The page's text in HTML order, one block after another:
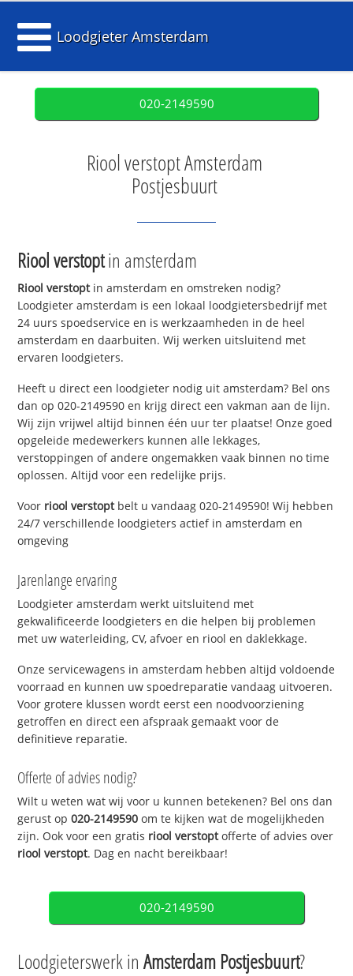
Loodgieter Amsterdam
020-2149590
Riool verstopt Amsterdam
Postjesbuurt
Riool verstoptin amsterdam
Riool verstoptin amsterdam en omstreken nodig?
Loodgieter amsterdam is een lokaal loodgietersbedrijf met
24 uurs spoedservice en is werkzaamheden in de heel
amsterdam en daarbuiten. Wij werken uitsluitend met
ervaren loodgieters.
Heeft u direct een loodgieter nodig uit amsterdam? Bel ons
dan op 020-2149590 en krijg direct een vakman aan de lijn.
Wij zijn vrijwel altijd binnen één uur ter plaatse! Onze goed
opgeleide medewerkers kunnen alle lekkages,
verstoppingen of andere ongemakken vaak binnen no time
oplossen. Altijd voor een redelijke prijs.
Voor riool verstoptbelt u vandaag 020-2149590! Wij hebben
24/7 verschillende loodgieters actief in amsterdam en
omgeving
Jarenlange ervaring
Loodgieter amsterdam werkt uitsluitend met
gekwalificeerde loodgieters en die helpen bij problemen
met uw waterleiding, CV, afvoer en riool en daklekkage.
Onze servicewagens in amsterdam hebben altijd voldoende
voorraad en kunnen uw spoedreparatie vandaag uitvoeren.
Voor grotere klussen wordt eerst een noodvoorziening
getroffen en direct een afspraak gemaakt voor de
definitieve reparatie.
Offerte of advies nodig?
Wilt u weten wat wij voor u kunnen betekenen? Bel ons dan
gerust op020-2149590 om te kijken wat de mogelijkheden
zijn. Ook voor een gratis riool verstoptofferte of advies over
riool verstopt. Dag en nacht bereikbaar!
020-2149590
Loodgieterswerk inAmsterdam Postjesbuurt?